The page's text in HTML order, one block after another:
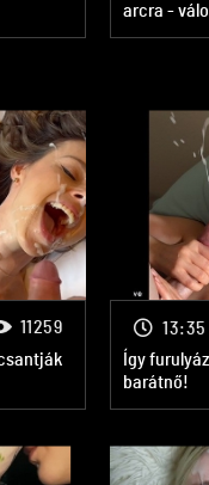
arcra -
11259
Így
barátnő!
13:35